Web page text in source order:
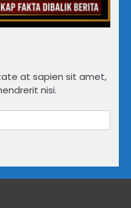
at sapien sit amet,
nisi.